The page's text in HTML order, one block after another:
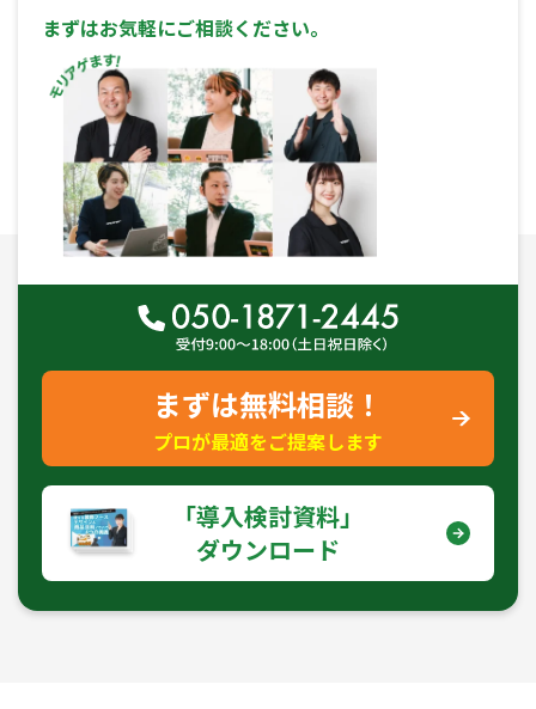
まずはお気軽にご相談ください。
まずは無料相談！
プロが最適をご提案します
｢導入検討資料｣
ダウンロード